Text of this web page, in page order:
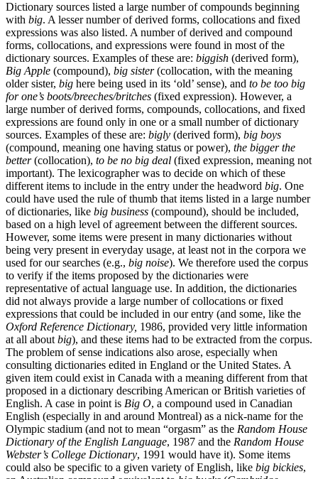
Dictionary sources listed a large number of compounds beginning
with big. A lesser number of derived forms, collocations and fixed
expressions was also listed. A number of derived and compound
forms, collocations, and expressions were found in most of the
dictionary sources. Examples of these are: biggish (derived form),
Big Apple (compound), big sister(collocation, with the meaning
older sister, big here being used in its ‘old’ sense), and to be too big
for one’s boots/breeches/britches (fixed expression). However, a
large number of derived forms, compounds, collocations, and fixed
expressions are found only in one or a small number of dictionary
sources. Examples of these are: bigly (derived form), big boys
(compound, meaning one having status or power), the bigger the
better(collocation), to be no big deal (fixed expression, meaning not
important). The lexicographer was to decide on which of these
different items to include in the entry under the headword big. One
could have used the rule of thumb that items listed in a large number
of dictionaries, like big business (compound), should be included,
based on a high level of agreement between the different sources.
However, some items were present in many dictionaries without
being very present in everyday usage, at least not in the corpora we
used for our searches (e.g., big noise). We therefore used the corpus
to verify if the items proposed by the dictionaries were
representative of actual language use. In addition, the dictionaries
did not always provide a large number of collocations or fixed
expressions that could be included in our entry (and some, like the
Oxford Reference Dictionary, 1986, provided very little information
at all aboutbig), and these items had to be extracted from the corpus.
The problem of sense indications also arose, especially when
consulting dictionaries edited in England or the United States. A
given item could exist in Canada with a meaning different from that
proposed in a dictionary describing American or British varieties of
English. A case in point is Big O, a compound used in Canadian
English (especially in and around Montreal) as a nick-name for the
Olympic stadium (and not to mean “orgasm” as the Random House
Dictionary of the English Language, 1987 and the Random House
Webster’s College Dictionary, 1991 would have it). Some items
could also be specific to a given variety of English, like big bickies,